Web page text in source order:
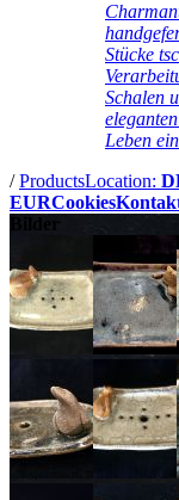
Stücke
Schalen
Leben
/ProductsLocation:
EURCookies
Bilder